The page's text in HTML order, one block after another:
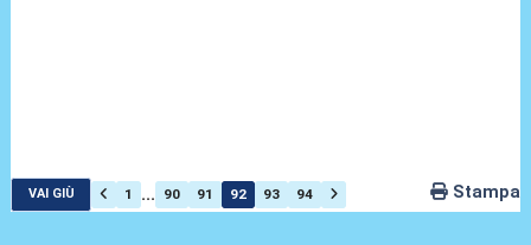
VAI GIÙ 1 ... 90 91 92 93 94 Stampa